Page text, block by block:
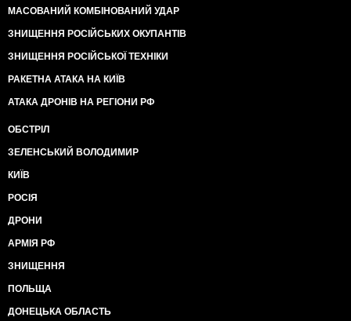
МАСОВАНИЙ КОМБІНОВАНИЙ УДАР
ЗНИЩЕННЯ РОСІЙСЬКИХ ОКУПАНТІВ
ЗНИЩЕННЯ РОСІЙСЬКОЇ ТЕХНІКИ
РАКЕТНА АТАКА НА КИЇВ
АТАКА ДРОНІВ НА РЕГІОНИ РФ
ОБСТРІЛ
ЗЕЛЕНСЬКИЙ ВОЛОДИМИР
КИЇВ
РОСІЯ
ДРОНИ
АРМІЯ РФ
ЗНИЩЕННЯ
ПОЛЬЩА
ДОНЕЦЬКА ОБЛАСТЬ